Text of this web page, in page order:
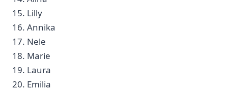
15. Lilly
16. Annika ⁤
17. Nele
18.⁣ Marie
19. Laura
20. Emilia‌